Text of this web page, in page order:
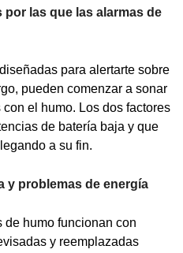
por las que las alarmas de
para alertarte sobre
pueden comenzar a sonar
el humo. Los dos factores
de batería baja y que
a su fin.
y problemas de energía
de humo funcionan con
y reemplazadas